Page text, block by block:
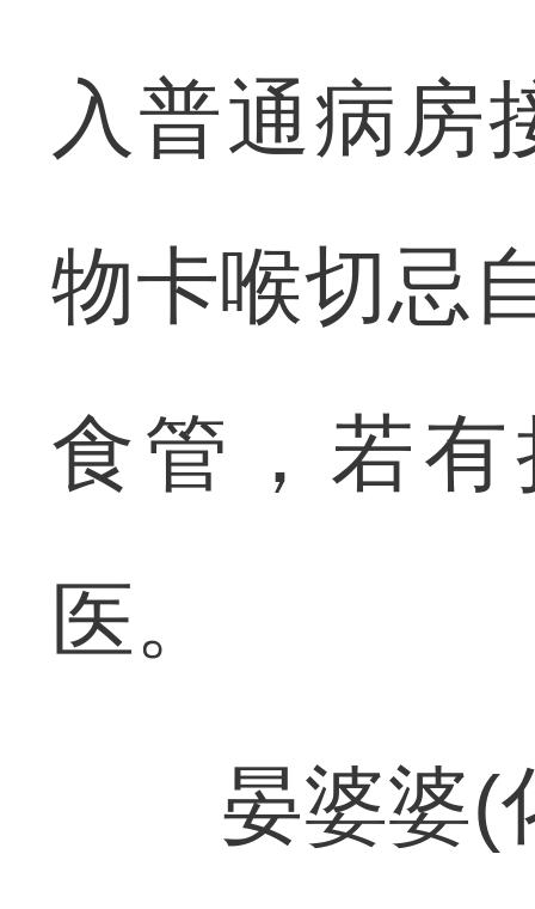
入普通病房
物卡喉切忌
食管，若
医。
晏婆婆(化